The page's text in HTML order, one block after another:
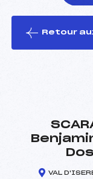
le ski
Retour
VAL